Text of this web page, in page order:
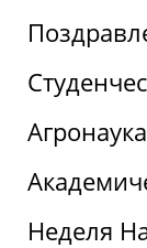
Неделя